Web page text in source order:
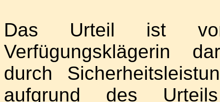
Das Urteil ist
Verfügungsklägerin
durch
aufgrund des